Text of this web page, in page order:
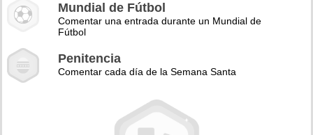
Mundial de Fútbol
Comentar una entrada durante un Mundial de
Fútbol
Penitencia
Comentar cada día de la Semana Santa